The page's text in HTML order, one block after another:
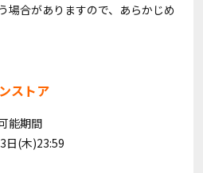
場合がありますので、あらかじめ
ストア
能期間
日(木)23:59